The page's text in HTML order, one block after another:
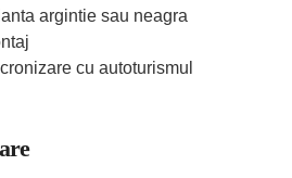
argintie sau neagra
cu autoturismul